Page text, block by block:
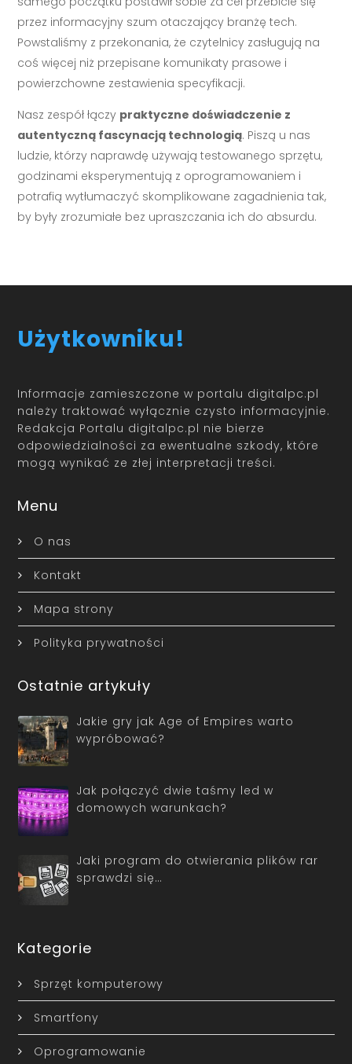
przez informacyjny szum otaczający branżę tech.
Powstaliśmy z przekonania, że czytelnicy zasługują na
coś więcej niż przepisane komunikaty prasowe i
powierzchowne zestawienia specyfikacji.
Nasz zespół łączy praktyczne doświadczenie z
autentyczną fascynacją technologią. Piszą u nas
ludzie, którzy naprawdę używają testowanego sprzętu,
godzinami eksperymentują z oprogramowaniem i
potrafią wytłumaczyć skomplikowane zagadnienia tak,
by były zrozumiałe bez upraszczania ich do absurdu.
Użytkowniku!
Informacje zamieszczone w portalu digitalpc.pl
należy traktować wyłącznie czysto informacyjnie.
Redakcja Portalu digitalpc.pl nie bierze
odpowiedzialności za ewentualne szkody, które
mogą wynikać ze złej interpretacji treści.
Menu
O nas
Kontakt
Mapa strony
Polityka prywatności
Ostatnie artykuły
Jakie gry jak Age of Empires warto
wypróbować?
Jak połączyć dwie taśmy led w
domowych warunkach?
Jaki program do otwierania plików rar
sprawdzi się…
Kategorie
Sprzęt komputerowy
Smartfony
Oprogramowanie